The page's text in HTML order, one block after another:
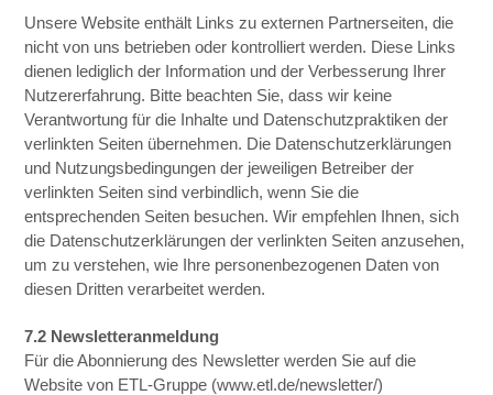
Unsere Website enthält Links zu externen Partnerseiten, die
nicht von uns betrieben oder kontrolliert werden. Diese Links
dienen lediglich der Information und der Verbesserung Ihrer
Nutzererfahrung. Bitte beachten Sie, dass wir keine
Verantwortung für die Inhalte und Datenschutzpraktiken der
verlinkten Seiten übernehmen. Die Datenschutzerklärungen
und Nutzungsbedingungen der jeweiligen Betreiber der
verlinkten Seiten sind verbindlich, wenn Sie die
entsprechenden Seiten besuchen. Wir empfehlen Ihnen, sich
die Datenschutzerklärungen der verlinkten Seiten anzusehen,
um zu verstehen, wie Ihre personenbezogenen Daten von
diesen Dritten verarbeitet werden.
7.2 Newsletteranmeldung
Für die Abonnierung des Newsletter werden Sie auf die
Website von ETL-Gruppe (www.etl.de/newsletter/)